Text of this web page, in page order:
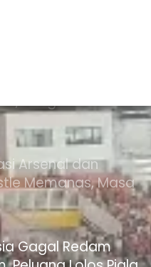
Sang Pelatih Pilih
Sepak Bola
Memanas, Masa
Guimarães Jadi
Gagal Redam
Peluang Lolos Piala
Makin Berat
Setara Mbappe,